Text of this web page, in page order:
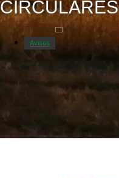
CIRCULARES
Avisos